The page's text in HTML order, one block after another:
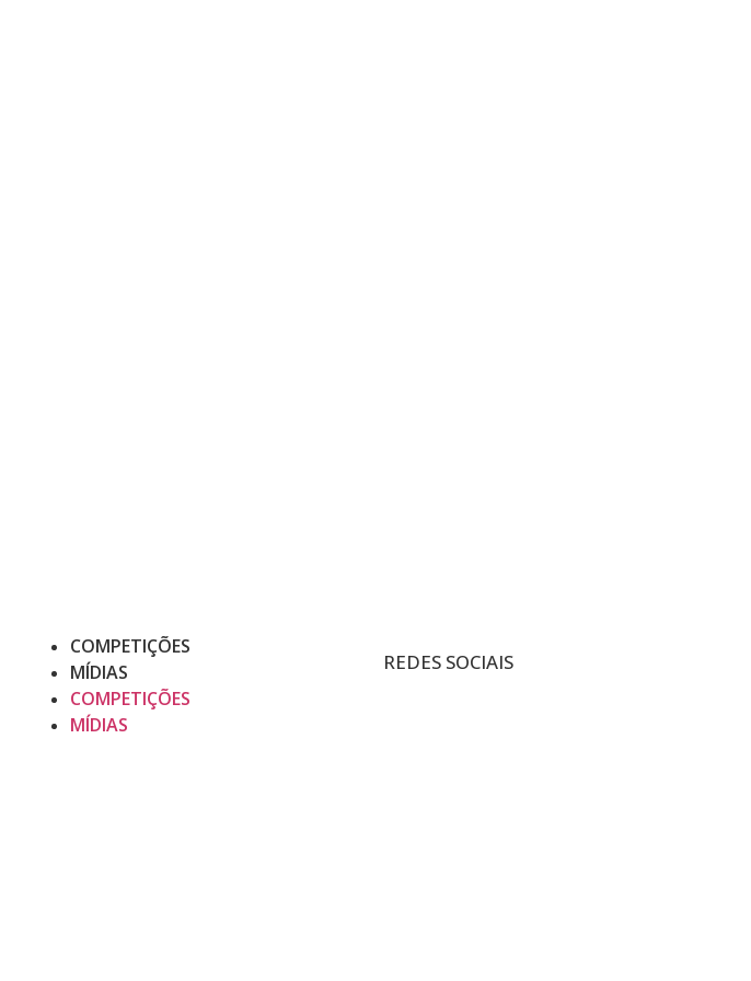
COMPETIÇÕES
MÍDIAS
COMPETIÇÕES
MÍDIAS
REDES SOCIAIS